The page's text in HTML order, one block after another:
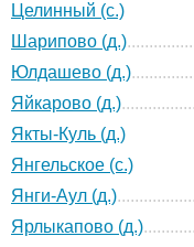
Целинный (с.)
Шарипово (д.)
Юлдашево (д.)
Яйкарово (д.)
Якты-Куль (д.)
Янгельское (с.)
Янги-Аул (д.)
Ярлыкапово (д.)